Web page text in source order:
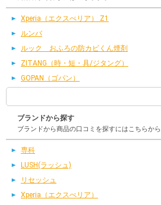
Xperia（エクスぺリア） Z1
ルンバ
ルック おふろの防カビくん煙剤
ZITANG（時・短・具/ジタング）
GOPAN（ゴパン）
ブランドから探す
ブランドから商品の口コミを探すにはこちらから
専科
LUSH(ラッシュ)
リセッシュ
Xperia（エクスぺリア）